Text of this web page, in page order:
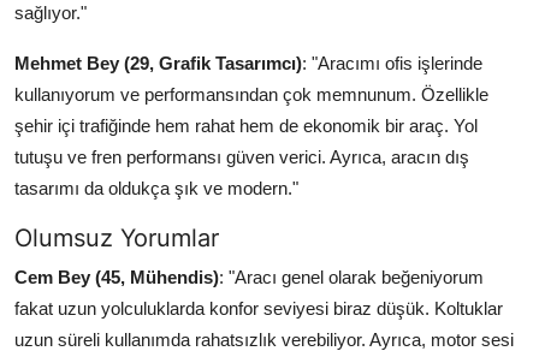
sağlıyor."
Mehmet Bey (29, Grafik Tasarımcı): "Aracımı ofis işlerinde
kullanıyorum ve performansından çok memnunum. Özellikle
şehir içi trafiğinde hem rahat hem de ekonomik bir araç. Yol
tutuşu ve fren performansı güven verici. Ayrıca, aracın dış
tasarımı da oldukça şık ve modern."
Olumsuz Yorumlar
Cem Bey (45, Mühendis): "Aracı genel olarak beğeniyorum
fakat uzun yolculuklarda konfor seviyesi biraz düşük. Koltuklar
uzun süreli kullanımda rahatsızlık verebiliyor. Ayrıca, motor sesi